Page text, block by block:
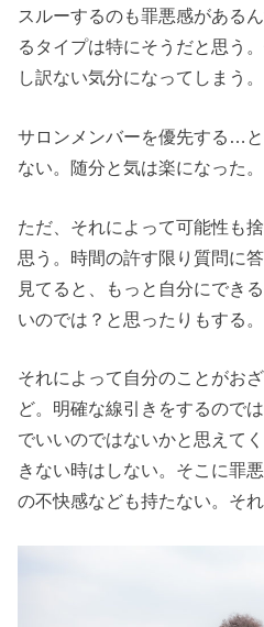
スルーするのも罪悪感がある
るタイプは特にそうだと思う
し訳ない気分になってしまう。
サロンメンバーを優先する…
ない。随分と気は楽になった。
ただ、それによって可能性も
思う。時間の許す限り質問に
見てると、もっと自分にでき
いのでは？と思ったりもする。
それによって自分のことがお
ど。明確な線引きをするので
でいいのではないかと思えて
きない時はしない。そこに罪
の不快感なども持たない。そ